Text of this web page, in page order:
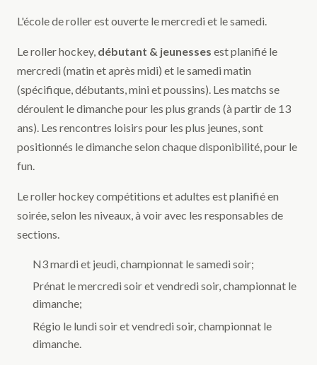
L'école de roller est ouverte le mercredi et le samedi.
Le roller hockey, débutant & jeunesses est planifié le
mercredi (matin et après midi) et le samedi matin
(spécifique, débutants, mini et poussins). Les matchs se
déroulent le dimanche pour les plus grands (à partir de 13
ans). Les rencontres loisirs pour les plus jeunes, sont
positionnés le dimanche selon chaque disponibilité, pour le
fun.
Le roller hockey compétitions et adultes est planifié en
soirée, selon les niveaux, à voir avec les responsables de
sections.
N3 mardi et jeudi, championnat le samedi soir;
Prénat le mercredi soir et vendredi soir, championnat le
dimanche;
Régio le lundi soir et vendredi soir, championnat le
dimanche.